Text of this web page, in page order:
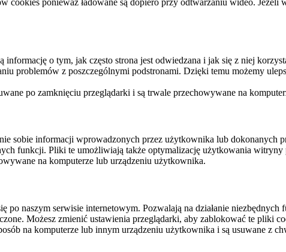
ponieważ ładowane są dopiero przy odtwarzaniu wideo. Jeżeli
o tym, jak często strona jest odwiedzana i jak się z niej
problemów z poszczególnymi podstronami. Dzięki temu możemy
po zamknięciu przeglądarki i są trwale przechowywane na
sobie informacji wprowadzonych przez użytkownika lub dokonanych
funkcji. Pliki te umożliwiają także optymalizację użytkowania
na komputerze lub urządzeniu użytkownika.
po naszym serwisie internetowym. Pozwalają na działanie
Możesz zmienić ustawienia przeglądarki, aby zablokować te pliki
na komputerze lub innym urządzeniu użytkownika i są usuwane z